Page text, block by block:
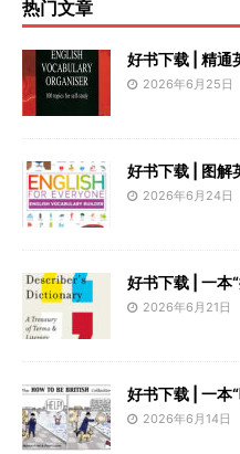
热门文章
好书下载 | 精通
2026年6月25日
好书下载 | 图解
2026年6月24日
好书下载 | 一本
2026年6月21日
好书下载 | 一本
2026年6月14日